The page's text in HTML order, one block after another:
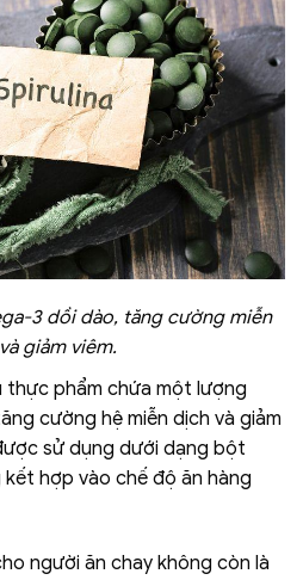
3 dồi dào, tăng cường miễn
giảm viêm.
thực phẩm chứa một lượng
cường hệ miễn dịch và giảm
sử dụng dưới dạng bột
hợp vào chế độ ăn hàng
người ăn chay không còn là